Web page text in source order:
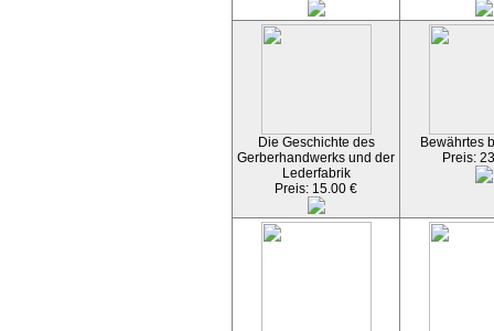
Die Geschichte des
Gerberhandwerks und der
Lederfabrik
Preis: 15.00 €
Bewährtes
Preis: